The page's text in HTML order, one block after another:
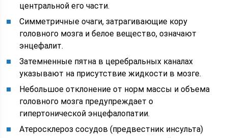
центральной его части.
Симметричные очаги, затрагивающие кору
головного мозга и белое вещество, означают
энцефалит.
Затемненные пятна в церебральных каналах
указывают на присутствие жидкости в мозге.
Небольшое отклонение от норм массы и объема
головного мозга предупреждает о
гипертонической энцефалопатии.
Атеросклероз сосудов (предвестник инсульта)